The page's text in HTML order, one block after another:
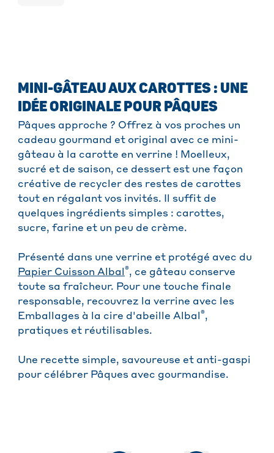
MINI-GÂTEAU AUX CAROTTES : UNE
IDÉE ORIGINALE POUR PÂQUES
Pâques approche ? Offrez à vos proches un
cadeau gourmand et original avec ce mini-
gâteau à la carotte en verrine ! Moelleux,
sucré et de saison, ce dessert est une façon
créative de recycler des restes de carottes
tout en régalant vos invités. Il suffit de
quelques ingrédients simples : carottes,
sucre, farine et un peu de crème.
Présenté dans une verrine et protégé avec du
Papier Cuisson Albal ®, ce gâteau conserve
toute sa fraîcheur. Pour une touche finale
responsable, recouvrez la verrine avec les
Emballages à la cire d'abeille Albal ®,
pratiques et réutilisables.
Une recette simple, savoureuse et anti-gaspi
pour célébrer Pâques avec gourmandise.